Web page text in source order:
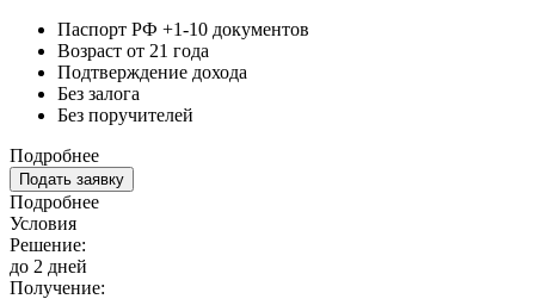
Паспорт РФ +1-10 документов
Возраст от 21 года
Подтверждение дохода
Без залога
Без поручителей
Подробнее
Подать заявку
Подробнее
Условия
Решение:
до 2 дней
Получение: